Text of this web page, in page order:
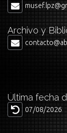
Archivo y
Última fecha
07/08/2026